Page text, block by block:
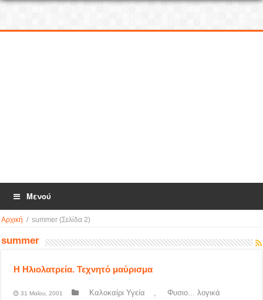
Μενού
Αρχική / summer (Σελίδα 2)
summer
Η Ηλιολατρεία. Τεχνητό μαύρισμα
31 Μαΐου, 2001 Καλοκαίρι Υγεία , Φυσιο... λογικά